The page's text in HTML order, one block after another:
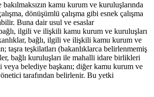
bakılmaksızın kamu kurum ve kuruluşlarında
dönüşümlü çalışma gibi esnek çalışma
Buna dair usul ve esaslar
ilgili ve ilişkili kamu kurum ve kuruluşları
bağlı, ilgili ve ilişkili kamu kurum ve
taşra teşkilatları (bakanlıklarca belirlenmemiş
bağlı kuruluşları ile mahalli idare birlikleri
belediye başkanı; diğer kamu kurum ve
tarafından belirlenir. Bu yetki